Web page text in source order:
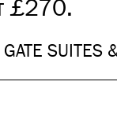
£270.
SUITES